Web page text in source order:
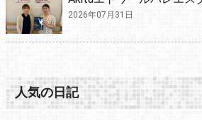
2026年07月31日
人気の日記